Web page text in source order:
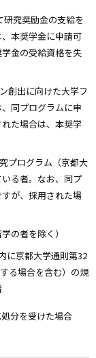
研究奨励金の支給を
本奨学金に申請可
金の受給資格を失
創出に向けた大学フ
同プログラムに申
た場合は、本奨学
プログラム（京都大
る者。なお、同プ
が、採用された場
の者を除く）
に京都大学通則第32
る場合を含む）の規
分を受けた場合